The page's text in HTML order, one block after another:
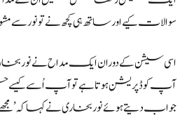
سوالات کیے اور ساتھ ہی کچھ نے تو نور سے
اسی سیشن کے دوران ایک مداح نے نور
آپ کو ڈپریشن ہوتا ہے تو آپ اُسے کیسے
جواب دیتے ہوئے نور بخاری نے کہا کہ